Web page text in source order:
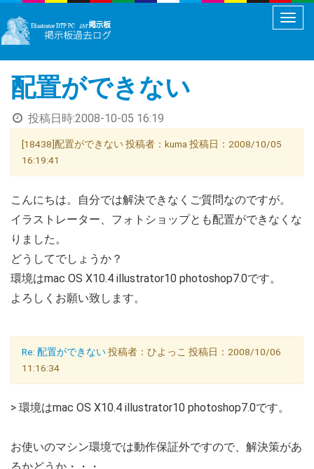
メ
ュ
配置ができない
投稿日時:2008-10-05 16:19
[18438]配置ができない 投稿者：kuma 投稿日：2008/10/05
16:19:41
こんにちは。自分では解決できなくご質問なのですが。
イラストレーター、フォトショップとも配置ができなくな
りました。
どうしてでしょうか？
環境はmac OS X10.4 illustrator10 photoshop7.0です。
よろしくお願い致します。
Re: 配置ができない投稿者：ひよっこ 投稿日：2008/10/06
11:16:34
> 環境はmac OS X10.4 illustrator10 photoshop7.0です。
お使いのマシン環境では動作保証外ですので、解決策があ